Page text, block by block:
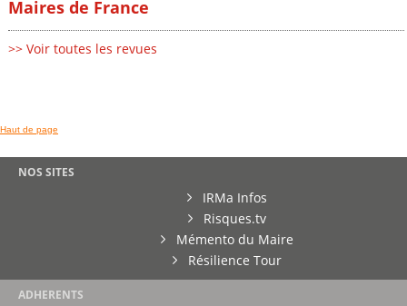
Maires de France
>> Voir toutes les revues
Haut de page
NOS SITES
IRMa Infos
Risques.tv
Mémento du Maire
Résilience Tour
ADHERENTS